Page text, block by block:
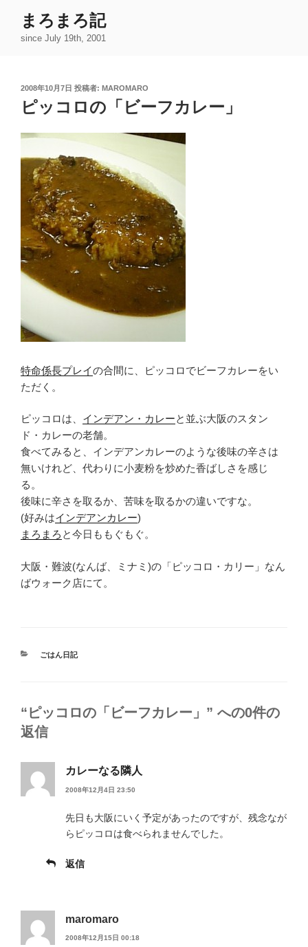
まろまろ記
since July 19th, 2001
投
稿
日:
2008年10月7日 投稿者: MAROMARO
ピッコロの「ビーフカレー」
特命係長プレイの合間に、ピッコロでビーフカレーをい
ただく。
ピッコロは、 インデアン・カレーと並ぶ大阪のスタン
ド・カレーの老舗。
食べてみると、インデアンカレーのような後味の辛さは
無いけれど、代わりに小麦粉を炒めた香ばしさを感じ
る。
後味に辛さを取るか、苦味を取るかの違いですな。
(好みはインデアンカレー)
まろまろ と今日ももぐもぐ。
大阪・難波(なんば、ミナミ)の「ピッコロ・カリー」なん
ばウォーク店にて。
カ
ごはん日記
“ピッコロの「ビーフカレー」” への0件の
返信
カレーなる隣人
2008年12月4日 23:50
先日も大阪にいく予定があったのですが、残念なが
らピッコロは食べられませんでした。
返信
maromaro
2008年12月15日 00:18